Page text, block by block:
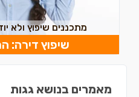
מתכננים שיפוץ ולא
שיפוץ דירה:
מאמרים בנושא גגות